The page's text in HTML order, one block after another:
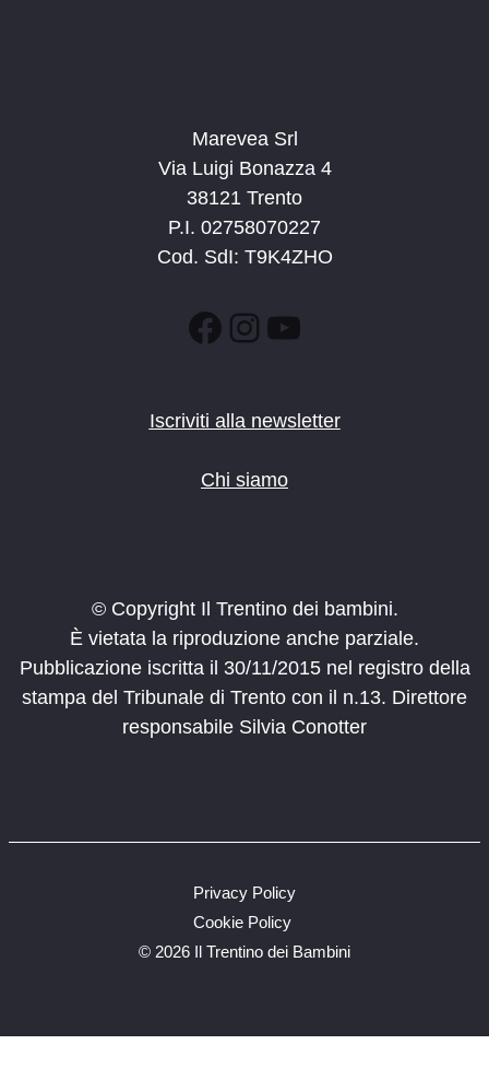
Marevea Srl
Via Luigi Bonazza 4
38121 Trento
P.I. 02758070227
Cod. SdI: T9K4ZHO
Facebook
Instagram
YouTube
Iscriviti alla newsletter
Chi siamo
© Copyright Il Trentino dei bambini.
È vietata la riproduzione anche parziale.
Pubblicazione iscritta il 30/11/2015 nel registro della
stampa del Tribunale di Trento con il n.13. Direttore
responsabile Silvia Conotter
© 2026 Il Trentino dei Bambini
Privacy Policy
Cookie Policy